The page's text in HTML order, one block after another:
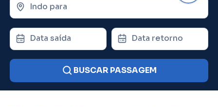
Indo para
Data saída Data retorno
BUSCAR PASSAGEM